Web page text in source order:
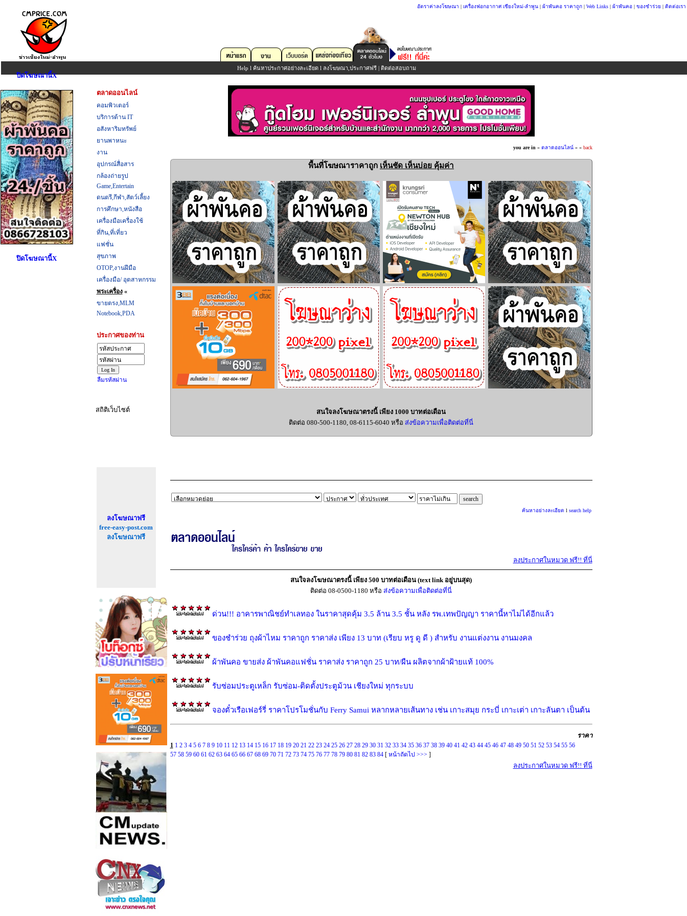
อัตราค่าลงโฆษณา | เครื่องฟอกอากาศ เชียงใหม่-ลำพูน | ผ้าพันคอ ราคาถูก | Web Links | ผ้าพันคอ | ของชำร่วย | ติดต่อเรา
Help l ค้นหาประกาศอย่างละเอียด l ลงโฆษณา,ประกาศฟรี | ติดต่อสอบถาม
ตลาดออนไลน์
คอมพิวเตอร์
บริการด้าน IT
อสังหาริมทรัพย์
ยานพาหนะ
งาน
อุปกรณ์สื่อสาร
กล้องถ่ายรูป
Game,Entertain
ดนตรี,กีฬา,สัตว์เลี้ยง
การศึกษา,หนังสือ
เครื่องมือเครื่องใช้
ที่กิน,ที่เที่ยว
แฟชั่น
สุขภาพ
OTOP,งานฝีมือ
เครื่องมือ/ อุตสาหกรรม
พระเครื่อง«
ขายตรง,MLM
Notebook,PDA
ประกาศของท่าน
ลืมรหัสผ่าน
สถิติเว็บไซต์
ลงโฆษณาฟรี
free-easy-post.com
ลงโฆษณาฟรี
you are in » ตลาดออนไลน์» « back
พื้นที่โฆษณาราคาถูก เห็นชัด เห็นบ่อย คุ้มค่า
สนใจลงโฆษณาตรงนี้ เพียง 1000 บาทต่อเดือน
ติดต่อ 080-500-1180, 08-6115-6040 หรือ ส่งข้อความเพื่อติดต่อที่นี่
ค้นหาอย่างละเอียด l search help
ลงประกาศในหมวด ฟรี!! ที่นี่
สนใจลงโฆษณาตรงนี้ เพียง 500 บาทต่อเดือน (text link อยู่บนสุด)
ติดต่อ 08-0500-1180 หรือ ส่งข้อความเพื่อติดต่อที่นี่
ด่วน!!! อาคารพาณิชย์ทำเลทอง ในราคาสุดคุ้ม 3.5 ล้าน 3.5 ชั้น หลัง รพ.เทพปัญญา ราคานี้หาไม่ได้อีกแล้ว
ของชำร่วย ถุงผ้าไหม ราคาถูก ราคาส่ง เพียง 13 บาท (เรียบ หรู ดู ดี ) สำหรับ งานแต่งงาน งานมงคล
ผ้าพันคอ ขายส่ง ผ้าพันคอแฟชั่น ราคาส่ง ราคาถูก 25 บาท/ผืน ผลิตจากผ้าฝ้ายแท้ 100%
รับซ่อมประตูเหล็ก รับซ่อม-ติดตั้งประตูม้วน เชียงใหม่ ทุกระบบ
จองตั๋วเรือเฟอร์รี่ ราคาโปรโมชั่นกับ Ferry Samui หลากหลายเส้นทาง เช่น เกาะสมุย กระบี่ เกาะเต่า เกาะลันตา เป็นต้น
ราคา
1 1 2 3 4 5 6 7 8 9 10 11 12 13 14 15 16 17 18 19 20 21 22 23 24 25 26 27 28 29 30 31 32 33 34 35 36 37 38 39 40 41 42 43 44 45 46 47 48 49 50 51 52 53 54 55 56
57 58 59 60 61 62 63 64 65 66 67 68 69 70 71 72 73 74 75 76 77 78 79 80 81 82 83 84[ หน้าถัดไป >>> ]
ลงประกาศในหมวด ฟรี!! ที่นี่
ปิดโฆษณานี้X
ปิดโฆษณานี้X